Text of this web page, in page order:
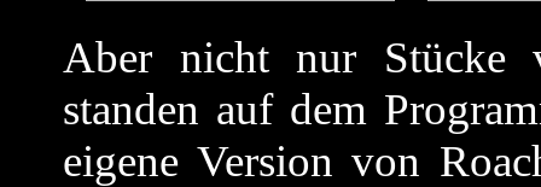
Aber nicht nur Stücke
standen auf dem
eigene Version von